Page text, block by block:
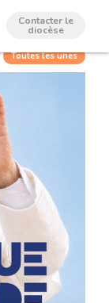
Contacter le
diocèse
Toutes les unes